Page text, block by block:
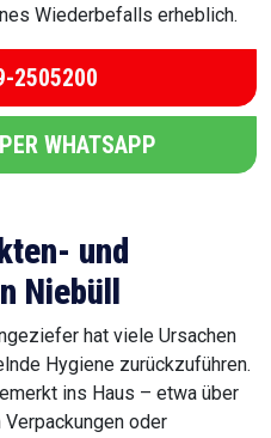
Wiederbefalls erheblich.
2505200
WHATSAPP
und
Niebüll
hat viele Ursachen
Hygiene zurückzuführen.
ins Haus – etwa über
oder